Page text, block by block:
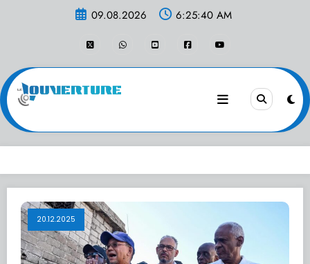
09.08.2026 6:25:40 AM
20.12.2025